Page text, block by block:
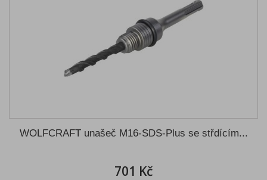
WOLFCRAFT unašeč M16-SDS-Plus se střdícím...
701 Kč